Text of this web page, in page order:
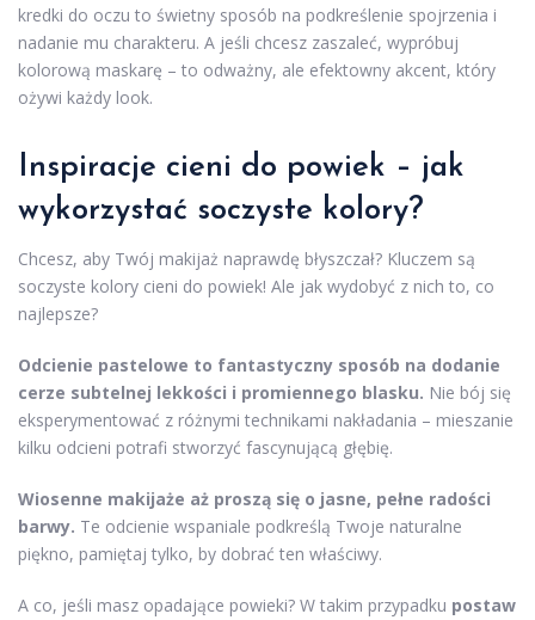
kredki do oczu to świetny sposób na podkreślenie spojrzenia i
nadanie mu charakteru. A jeśli chcesz zaszaleć, wypróbuj
kolorową maskarę – to odważny, ale efektowny akcent, który
ożywi każdy look.
Inspiracje cieni do powiek – jak
wykorzystać soczyste kolory?
Chcesz, aby Twój makijaż naprawdę błyszczał? Kluczem są
soczyste kolory cieni do powiek! Ale jak wydobyć z nich to, co
najlepsze?
Odcienie pastelowe to fantastyczny sposób na dodanie
cerze subtelnej lekkości i promiennego blasku. Nie bój się
eksperymentować z różnymi technikami nakładania – mieszanie
kilku odcieni potrafi stworzyć fascynującą głębię.
Wiosenne makijaże aż proszą się o jasne, pełne radości
barwy. Te odcienie wspaniale podkreślą Twoje naturalne
piękno, pamiętaj tylko, by dobrać ten właściwy.
A co, jeśli masz opadające powieki? W takim przypadku postaw